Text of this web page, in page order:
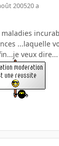
200520 a
maladies
...laquelle
veux